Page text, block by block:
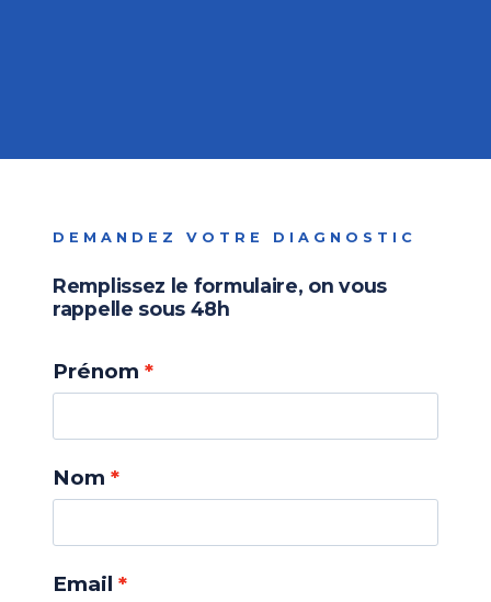
DEMANDEZ VOTRE DIAGNOSTIC
Remplissez le formulaire, on vous
rappelle sous 48h
Prénom
Nom
Email